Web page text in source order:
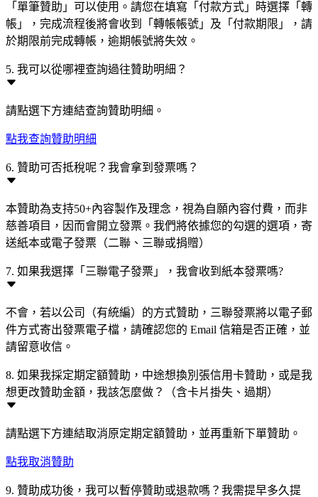
「單筆贊助」可以使用。請您在填寫「付款方式」時選擇「轉
帳」，完成流程後將會收到「轉帳帳號」及「付款期限」，請
於期限前完成轉帳，逾期帳號將失效。
5. 我可以從哪裡查詢過往贊助明細？
請點選下方連結查詢贊助明細。
點我查詢贊助明細
6. 贊助可否抵稅呢？我會拿到發票嗎？
本贊助為支持50+內容製作及理念，視為自願內容付費，而非
慈善項目，因而會開立發票。我們將依據您的勾選的選項，寄
送紙本或電子發票（二聯、三聯或捐贈）
7. 如果我選擇「三聯電子發票」，我會收到紙本發票嗎?
不會，若以公司（有統編）的方式贊助，三聯發票將以電子郵
件方式寄出發票電子檔，請確認您的 Email 信箱是否正確，並
請留意收信。
8. 如果我採定期定額贊助，中途想換別張信用卡贊助，或是我
想更改贊助金額，我該怎麼做？（含卡片掛失、過期）
請點選下方連結取消原定期定額贊助，並再重新下單贊助。
點我取消贊助
9. 贊助成功後，我可以暫停贊助或退款嗎？我需提早多久提